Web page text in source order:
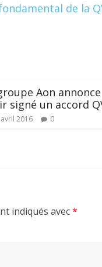
de la
Aon annonce
signé un accord
2016 0
indiqués avec*